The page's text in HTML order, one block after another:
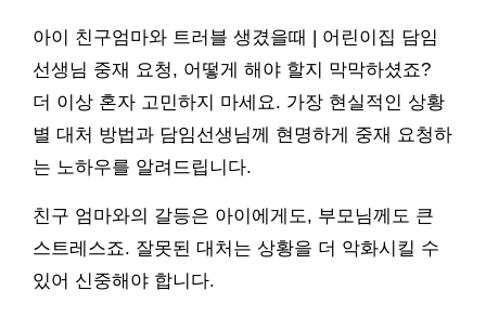
아이 친구엄마와 트러블 생겼을때 | 어린이집 담임
선생님 중재 요청, 어떻게 해야 할지 막막하셨죠?
더 이상 혼자 고민하지 마세요. 가장 현실적인 상황
별 대처 방법과 담임선생님께 현명하게 중재 요청하
는 노하우를 알려드립니다.
친구 엄마와의 갈등은 아이에게도, 부모님께도 큰
스트레스죠. 잘못된 대처는 상황을 더 악화시킬 수
있어 신중해야 합니다.